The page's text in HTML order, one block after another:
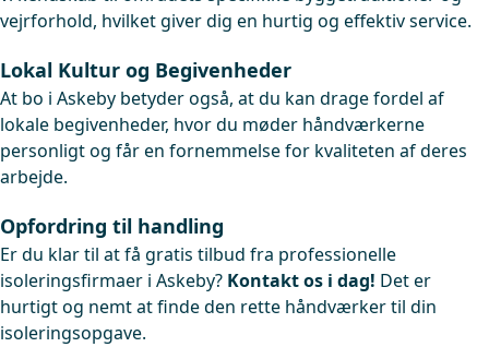
vejrforhold, hvilket giver dig en hurtig og effektiv service.
Lokal Kultur og Begivenheder
At bo i Askeby betyder også, at du kan drage fordel af
lokale begivenheder, hvor du møder håndværkerne
personligt og får en fornemmelse for kvaliteten af deres
arbejde.
Opfordring til handling
Er du klar til at få gratis tilbud fra professionelle
isoleringsfirmaer i Askeby? Kontakt os i dag! Det er
hurtigt og nemt at finde den rette håndværker til din
isoleringsopgave.